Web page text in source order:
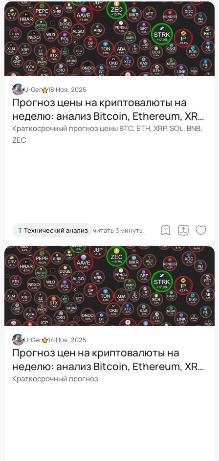
U-Gen 18 Ноя, 2025
Прогноз цены на криптовалюты на
неделю: анализ Bitcoin, Ethereum, XRP,
BNB, Solana и ZEC
Краткосрочный прогноз цены BTC, ETH, XRP, SOL, BNB,
ZEC
Т Технический анализ читать 3 минуты
U-Gen 14 Ноя, 2025
Прогноз цен на криптовалюты на
неделю: анализ Bitcoin, Ethereum, XRP,
BNB, Solana и HBAR
Краткосрочный прогноз